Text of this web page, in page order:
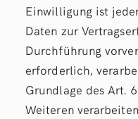
Einwilligung ist
Daten zur
Durchführung
erforderlich,
Grundlage des Art.
Weiteren